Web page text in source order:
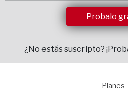
Probalo
¿No estás suscripto?
Planes